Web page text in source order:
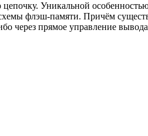
Уникальной
флэш-памяти. Причём
через прямое управление